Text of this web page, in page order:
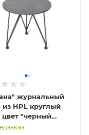
журнальный
из HPL круглый
"черный